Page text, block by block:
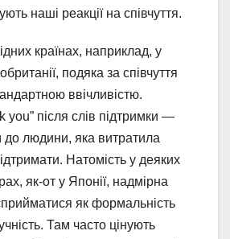
наші реакції на співчуття.
країнах, наприклад, у
подяка за співчуття
ввічливістю.
you” після слів підтримки —
до людини, яка витратила
Натомість у деяких
як-от у Японії, надмірна
як формальність
Там часто цінують